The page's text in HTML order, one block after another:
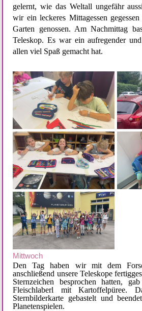
gelernt, wie das Weltall ungefähr
wir ein leckeres Mittagessen
Garten genossen. Am Nachmittag
Teleskop. Es war ein aufregender
allen viel Spaß gemacht hat.
Mittwoch
Den Tag haben wir mit dem
anschließend unsere Teleskope
Sternzeichen besprochen hatten,
Fleischlaberl mit Kartoffelpüree.
Sternbilderkarte gebastelt und
Planetenspielen.